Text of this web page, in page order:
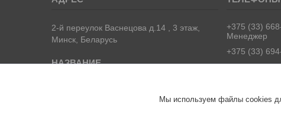
2-й переулок Васнецова д.14 , 3 этаж,
Минск, Беларусь
+375 (33)
Менеджер
+375 (33)
Мы используем файлы cookies